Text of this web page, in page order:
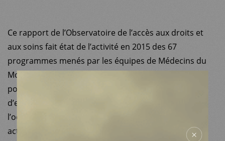
MDM
SUR LE TERRAIN
ACTUALITÉS
Ce rapport de l’Observatoire de l’accès aux droits et
aux soins fait état de l’activité en 2015 des 67
programmes menés par les équipes de Médecins du
Monde dans 34 villes françaises auprès des
populations en situation de grande précarité et/ou
d’exclusion. Comme chaque année, il nous donne
l’occasion d’alerter et d’interpeller l’ensemble des
acteurs et des pouvoirs publics sur les besoins et les